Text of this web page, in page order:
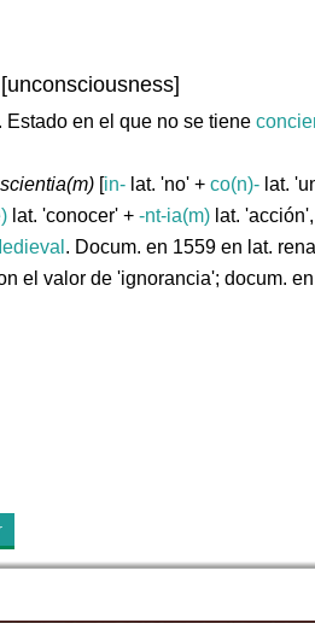
[unconsciousness]
Estado en el que no se tiene
[in- lat. 'no' + co(n)- lat.
lat. 'conocer' + -nt-ia(m) lat.
. Docum. en 1559 en lat.
el valor de 'ignorancia'; docum.